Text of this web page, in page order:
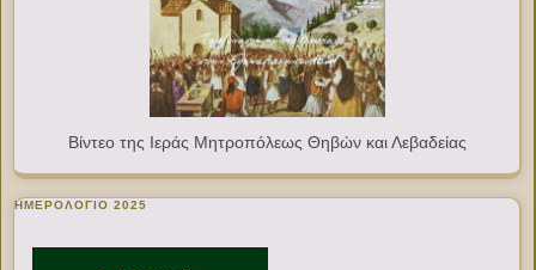
Βίντεο της Ιεράς Μητροπόλεως Θηβών και Λεβαδείας
ΗΜΕΡΟΛΟΓΙΟ 2025